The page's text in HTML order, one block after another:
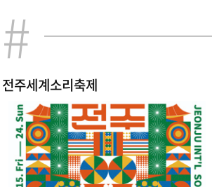
전주세계소리축제